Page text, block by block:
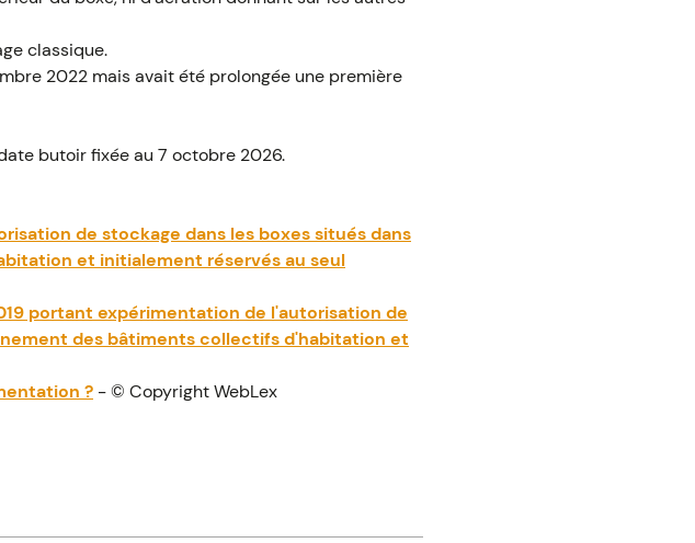
classique.
2022 mais avait été prolongée une première
butoir fixée au 7 octobre 2026.
de stockage dans les boxes situés dans
et initialement réservés au seul
portant expérimentation de l'autorisation de
des bâtiments collectifs d'habitation et
? - © Copyright WebLex